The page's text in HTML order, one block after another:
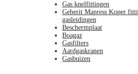
Gas knelfittingen
Geberit Mapress Koper
gasleidingen
Beschermplaat
Boagaz
Gasfilters
Aardgaskranen
Gasbuizen